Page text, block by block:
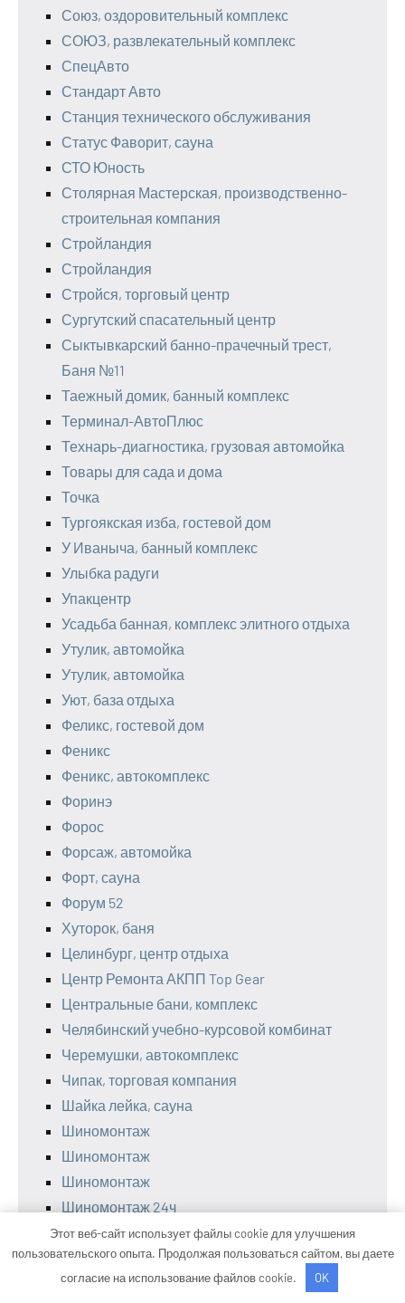
Союз, оздоровительный комплекс
СОЮЗ, развлекательный комплекс
СпецАвто
Стандарт Авто
Станция технического обслуживания
Статус Фаворит, сауна
СТО Юность
Столярная Мастерская, производственно-
строительная компания
Стройландия
Стройландия
Стройся, торговый центр
Сургутский спасательный центр
Сыктывкарский банно-прачечный трест,
Баня №11
Таежный домик, банный комплекс
Терминал-АвтоПлюс
Технарь-диагностика, грузовая автомойка
Товары для сада и дома
Точка
Тургоякская изба, гостевой дом
У Иваныча, банный комплекс
Улыбка радуги
Упакцентр
Усадьба банная, комплекс элитного отдыха
Утулик, автомойка
Утулик, автомойка
Уют, база отдыха
Феликс, гостевой дом
Феникс
Феникс, автокомплекс
Форинэ
Форос
Форсаж, автомойка
Форт, сауна
Форум 52
Хуторок, баня
Целинбург, центр отдыха
Центр Ремонта АКПП Top Gear
Центральные бани, комплекс
Челябинский учебно-курсовой комбинат
Черемушки, автокомплекс
Чипак, торговая компания
Шайка лейка, сауна
Шиномонтаж
Шиномонтаж
Шиномонтаж
Шиномонтаж 24ч
Шиномонтаж 24ч
Эврика, гостевой дом
Эксей-строй
Этот веб-сайт использует файлы cookie для улучшения
пользовательского опыта. Продолжая пользоваться сайтом, вы даете
согласие на использование файлов cookie.
OK